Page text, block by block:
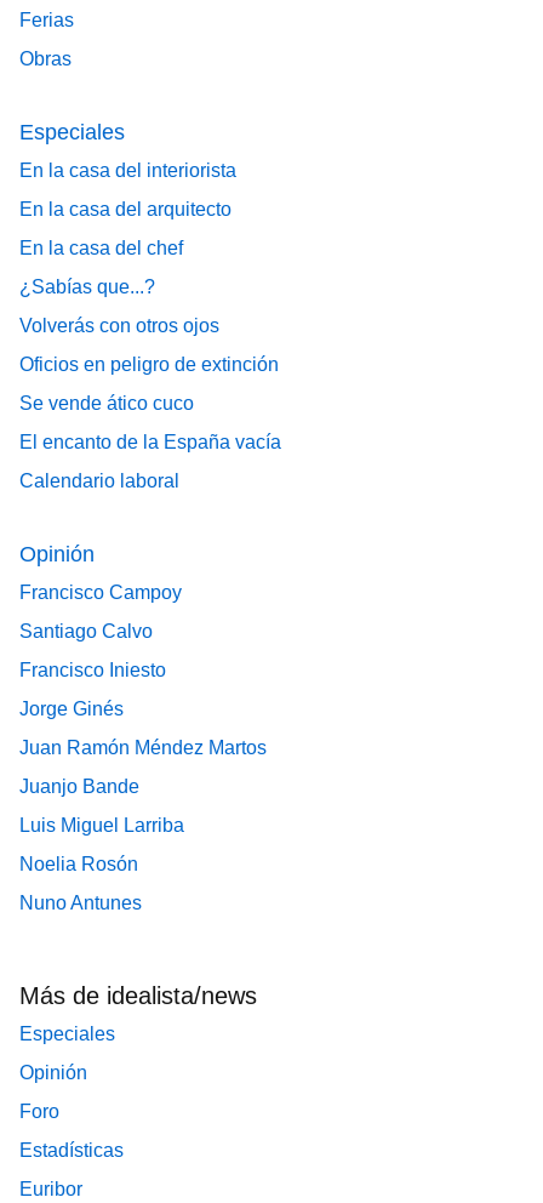
Ferias
Obras
Especiales
En la casa del interiorista
En la casa del arquitecto
En la casa del chef
¿Sabías que...?
Volverás con otros ojos
Oficios en peligro de extinción
Se vende ático cuco
El encanto de la España vacía
Calendario laboral
Opinión
Francisco Campoy
Santiago Calvo
Francisco Iniesto
Jorge Ginés
Juan Ramón Méndez Martos
Juanjo Bande
Luis Miguel Larriba
Noelia Rosón
Nuno Antunes
Más de idealista/news
Especiales
Opinión
Foro
Estadísticas
Euribor